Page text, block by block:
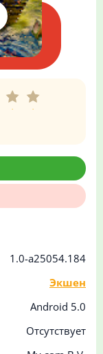
1.0-a25054.184
Экшен
Android 5.0
Отсутствует